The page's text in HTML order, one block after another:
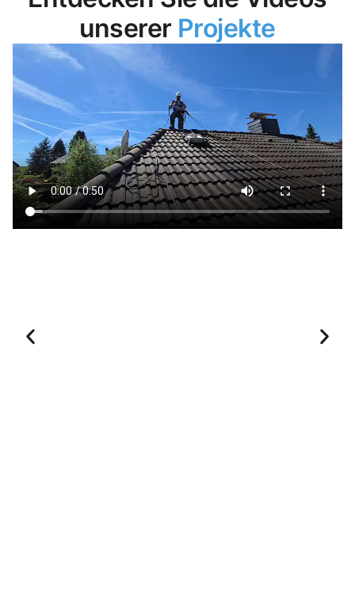
unserer Projekte